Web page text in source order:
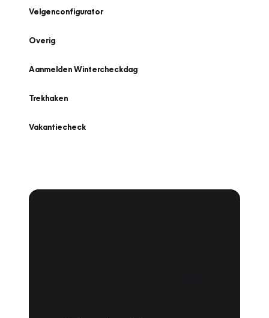
Velgenconfigurator
Overig
Aanmelden Wintercheckdag
Trekhaken
Vakantiecheck